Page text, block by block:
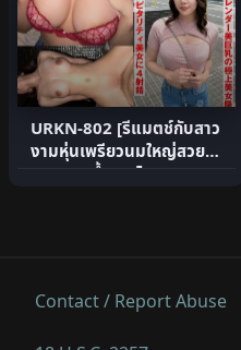
URKN-802 [รีแมตช์กับสาว
งามหุ่นเพรียวนมใหญ่สวย!!]
[สาวงามน้ำลายไหลก.
Contact / Report Abuse